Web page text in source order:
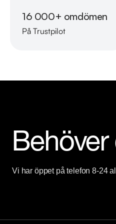
Eftersom vi har väldigt korta
87040 för att kontrollera att
gärna din bil i inbyte.
Söndag 10:00 - 16:00
Välkomna!
16 000+ omdömen
På Trustpilot
Vi har öppet på telefon 8-24